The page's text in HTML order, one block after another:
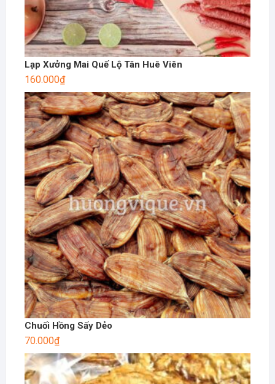
Lạp Xưởng Mai Quế Lộ Tân Huê Viên
160.000₫
Chuối Hồng Sấy Dẻo
70.000₫